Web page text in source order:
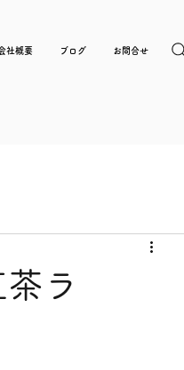
社概要 ブログ お問合せ
ラ